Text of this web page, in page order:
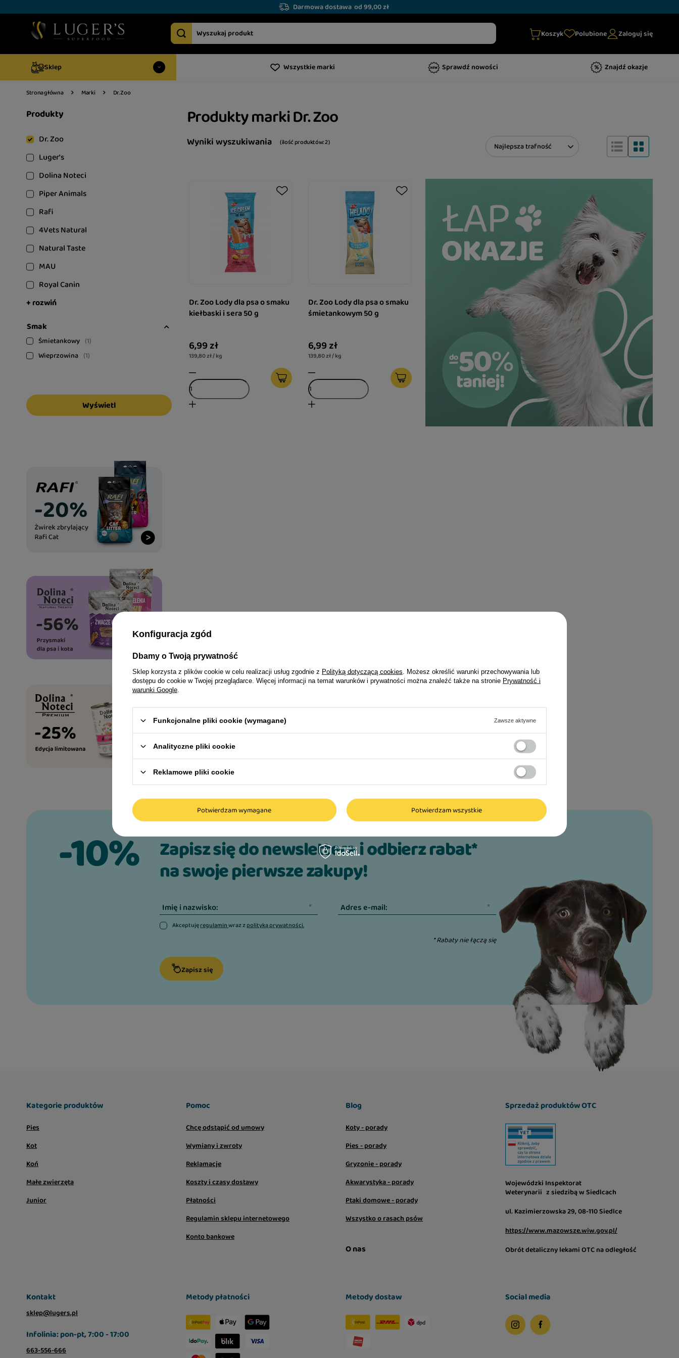
Darmowa dostawa od 99,00 zł
Koszyk Polubione Zaloguj się
Sklep Wszystkie marki Sprawdź nowości Znajdź okazje
Strona główna Marki Dr. Zoo
Produkty
Dr. Zoo
Luger's
Dolina Noteci
Piper Animals
Rafi
4Vets Natural
Natural Taste
MAU
Royal Canin
+ rozwiń
Smak
Śmietankowy
1
Wieprzowina
1
Wyświetl
Produkty marki Dr. Zoo
Wyniki wyszukiwania ( ilość produktów:2) Zmień sortowanie
Najlepsza trafność
Dr. Zoo Lody dla psa o smaku
kiełbaski i sera 50 g
6,99 zł
139,80 zł / kg
Dr. Zoo Lody dla psa o smaku
śmietankowym 50 g
6,99 zł
139,80 zł / kg
-10% Zapisz się do newslettera i odbierz rabat*
na swoje pierwsze zakupy!
Imię i nazwisko: Adres e-mail:
Akceptujęregulaminwraz zpolityką prywatności.
* Rabaty nie łączą się
Zapisz się
Kategorie produktów
Pies
Kot
Koń
Małe zwierzęta
Junior
Pomoc
Chcę odstąpić od umowy
Wymiany i zwroty
Reklamacje
Koszty i czasy dostawy
Płatności
Regulamin sklepu internetowego
Konto bankowe
Blog
Koty - porady
Pies - porady
Gryzonie - porady
Akwarystyka - porady
Ptaki domowe - porady
Wszystko o rasach psów
O nas
Sprzedaż produktów OTC
Wojewódzki Inspektorat
Weterynarii z siedzibą w Siedlcach
ul. Kazimierzowska 29, 08-110 Siedlce
https://www.mazowsze.wiw.gov.pl/
Obrót detaliczny lekami OTC na odległość
Kontakt
sklep@lugers.pl
Infolinia: pon-pt, 7:00 - 17:00
663-556-666
Metody płatności Metody dostaw Social media
Konfiguracja zgód
Dbamy o Twoją prywatność
Sklep korzysta z plików cookie w celu realizacji usług zgodnie z Polityką dotyczącą cookies . Możesz określić warunki przechowywania lub
dostępu do cookie w Twojej przeglądarce. Więcej informacji na temat warunków i prywatności można znaleźć także na stronie Prywatność i
warunki Google
Funkcjonalne pliki cookie (wymagane) Zawsze aktywne
Analityczne pliki cookie
Reklamowe pliki cookie
Potwierdzam wymagane Potwierdzam wszystkie